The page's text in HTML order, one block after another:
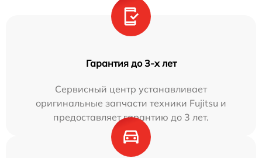
Гарантия до 3-х лет
Сервисный центр устанавливает
оригинальные запчасти техники Fujitsu и
предоставляет гарантию до 3 лет.